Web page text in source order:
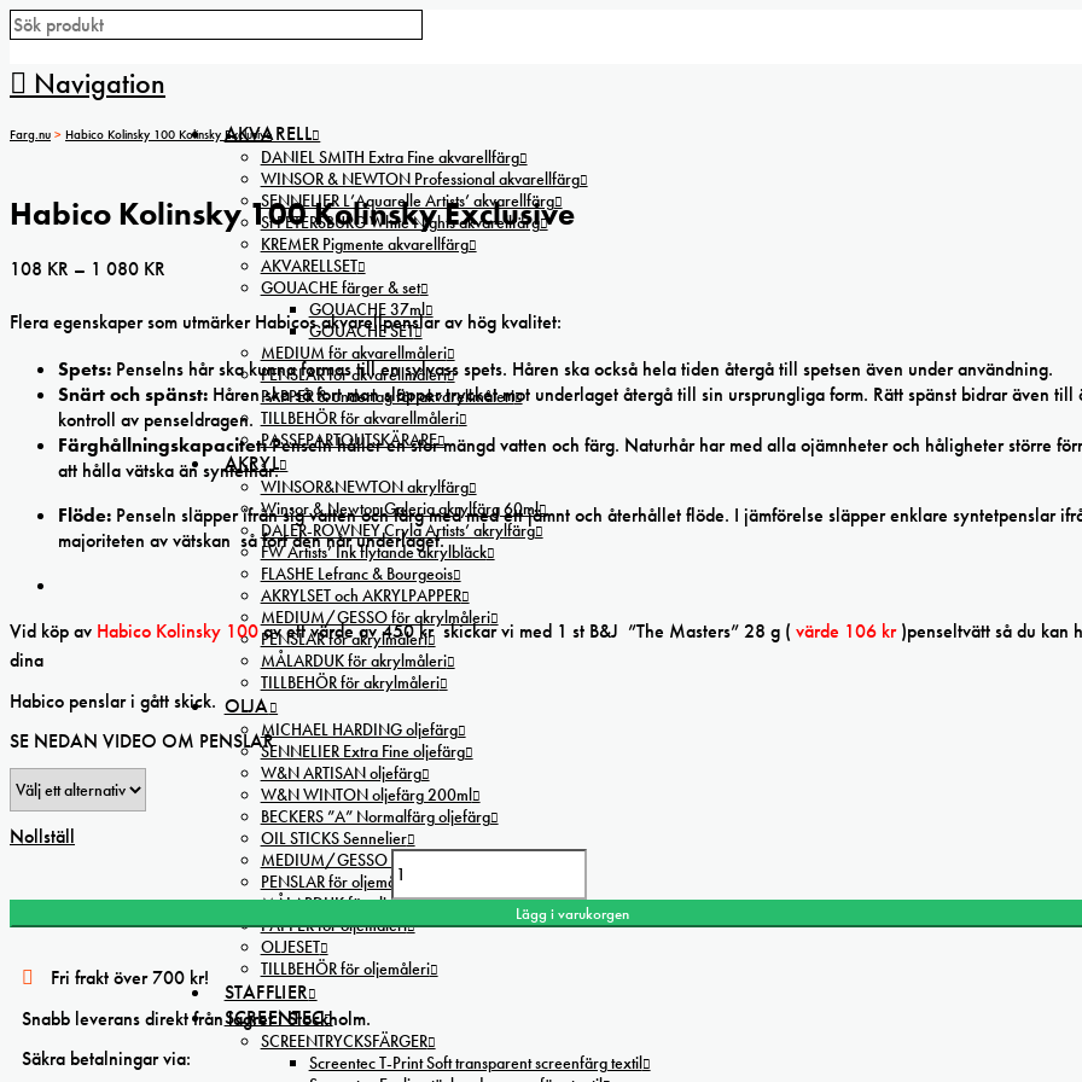
Navigation
AKVARELL
DANIEL SMITH Extra Fine akvarellfärg
WINSOR & NEWTON Professional akvarellfärg
SENNELIER L’Aquarelle Artists’ akvarellfärg
St PETERSBURG White Nights akvarellfärg
KREMER Pigmente akvarellfärg
AKVARELLSET
GOUACHE färger & set
GOUACHE 37ml
GOUACHE SET
MEDIUM för akvarellmåleri
PENSLAR för akvarellmåleri
PAPPER & underlag för akvarellmåleri
TILLBEHÖR för akvarellmåleri
PASSEPARTOUTSKÄRARE
AKRYL
WINSOR&NEWTON akrylfärg
Winsor & Newton Galeria akrylfärg 60ml
DALER-ROWNEY Cryla Artists’ akrylfärg
FW Artists’ Ink flytande akrylbläck
FLASHE Lefranc & Bourgeois
AKRYLSET och AKRYLPAPPER
MEDIUM/GESSO för akrylmåleri
PENSLAR för akrylmåleri
MÅLARDUK för akrylmåleri
TILLBEHÖR för akrylmåleri
OLJA
MICHAEL HARDING oljefärg
SENNELIER Extra Fine oljefärg
W&N ARTISAN oljefärg
W&N WINTON oljefärg 200ml
BECKERS ”A” Normalfärg oljefärg
OIL STICKS Sennelier
MEDIUM/GESSO för oljemåleri
PENSLAR för oljemåleri
MÅLARDUK för oljemåleri
PAPPER för oljemåleri
OLJESET
TILLBEHÖR för oljemåleri
STAFFLIER
SCREENTEC
SCREENTRYCKSFÄRGER
Screentec T-Print Soft transparent screenfärg textil
Farg.nu > Habico Kolinsky 100 Kolinsky Exclusive
Habico Kolinsky 100 Kolinsky Exclusive
108 KR – 1 080 KR Prisintervall:
till
1
080 kr
Flera egenskaper som utmärker Habicos akvarellpenslar av hög kvalitet:
Spets: Penselns hår ska kunna formas till en sylvass spets. Håren ska också hela tiden återgå till spetsen även under användning.
Snärt och spänst: Håren ska så fort man släpper trycket mot underlaget återgå till sin ursprungliga form. Rätt spänst bidrar även till
kontroll av penseldragen.
Färghållningskapacitet:Penseln håller en stor mängd vatten och färg. Naturhår har med alla ojämnheter och håligheter större
att hålla vätska än syntethår.
Flöde: Penseln släpper ifrån sig vatten och färg med med ett jämnt och återhållet flöde. I jämförelse släpper enklare syntetpenslar
majoriteten av vätskan så fort den når underlaget.
Vid köp av Habico Kolinsky 100av ett värde av 450 kr skickar vi med 1 st B&J ”The Masters” 28 g ( värde 106 kr)penseltvätt så du kan
dina
Habico penslar i gått skick.
SE NEDAN VIDEO OM PENSLAR
Nollställ
Habico Kolinsky 100 Kolinsky Exclusive mängd
Lägg i varukorgen
Fri frakt över 700 kr!
Snabb leverans direkt från lagret i Stockholm.
Säkra betalningar via: